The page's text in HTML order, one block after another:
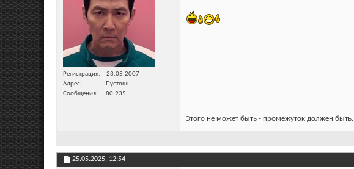
Регистрация
23.05.2007
Адрес
Пустошь
Сообщения
80,935
Этого не может быть - промежуток должен быть.
25.05.2025, 12:54